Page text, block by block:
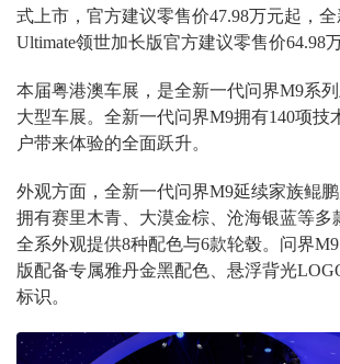
式上市，官方建议零售价47.98万元起，
Ultimate领世加长版官方建议零售价64.98
本届粤港澳车展，是全新一代问界M9系
大型车展。全新一代问界M9拥有140项技
户带来体验的全面跃升。
外观方面，全新一代问界M9延续家族鲲鹏
拥有赛里木青、大漠金棕、沧海银蓝等多
全系外观提供8种配色与6款轮毂。问界
版配备专属雅丹金黑配色、悬浮背光
标识。